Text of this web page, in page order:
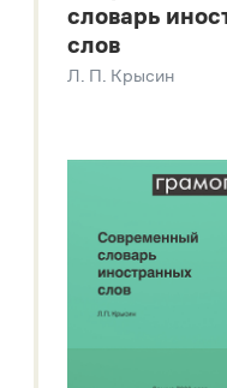
Современный словарь
Звук – технология
словарь
слов
Л. П. Крысин